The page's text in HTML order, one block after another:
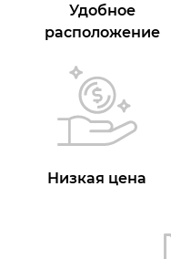
Удобное
расположение
Низкая цена